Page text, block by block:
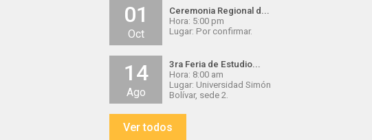
01
Oct
Ceremonia Regional d...
Hora: 5:00 pm
Lugar: Por confirmar.
14
Ago
3ra Feria de Estudio...
Hora: 8:00 am
Lugar: Universidad Simón
Bolívar, sede 2.
Ver todos